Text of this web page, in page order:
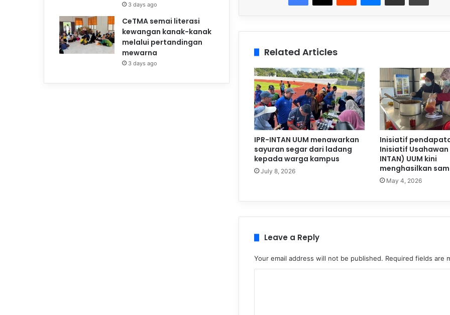
Related Articles
IPR-INTAN UUM menawarkan
sayuran segar dari ladang
kepada warga kampus
July 8, 2026
Inisiatif
Inisiatif Usahawan
INTAN) UUM kini
menghasilkan
May 4, 2026
Leave a Reply
Your email address will not be published. Required fields are
3 days ago
CeTMA semai literasi
kewangan kanak-kanak
melalui pertandingan
mewarna
3 days ago